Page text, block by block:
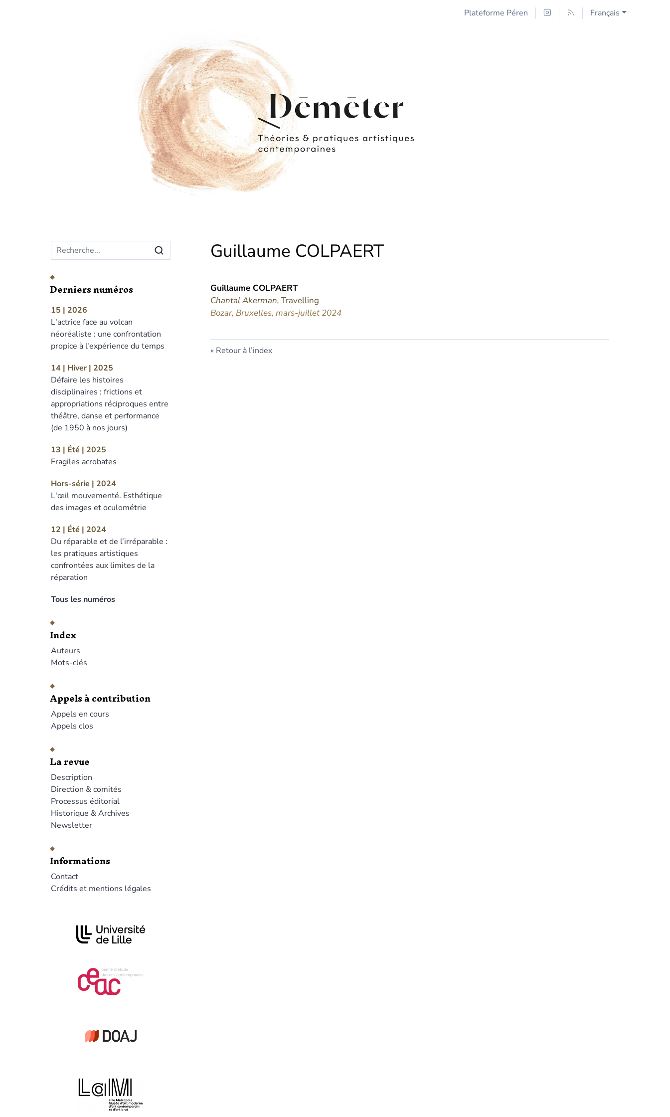
Plateforme Péren Français
Menu principal
Derniers numéros
15 | 2026
L'actrice face au volcan
néoréaliste : une confrontation
propice à l'expérience du temps
14 | Hiver | 2025
Défaire les histoires
disciplinaires : frictions et
appropriations réciproques entre
théâtre, danse et performance
(de 1950 à nos jours)
13 | Été | 2025
Fragiles acrobates
Hors-série | 2024
L'œil mouvementé. Esthétique
des images et oculométrie
12 | Été | 2024
Du réparable et de l’irréparable :
les pratiques artistiques
confrontées aux limites de la
réparation
Tous les numéros
Index
Auteurs
Mots-clés
Appels à contribution
Appels en cours
Appels clos
La revue
Description
Direction & comités
Processus éditorial
Historique & Archives
Newsletter
Informations
Contact
Crédits et mentions légales
Affiliations/partenaires
Guillaume COLPAERT
Guillaume COLPAERT
Chantal Akerman, Travelling
Bozar, Bruxelles, mars-juillet 2024
Retour à l’index